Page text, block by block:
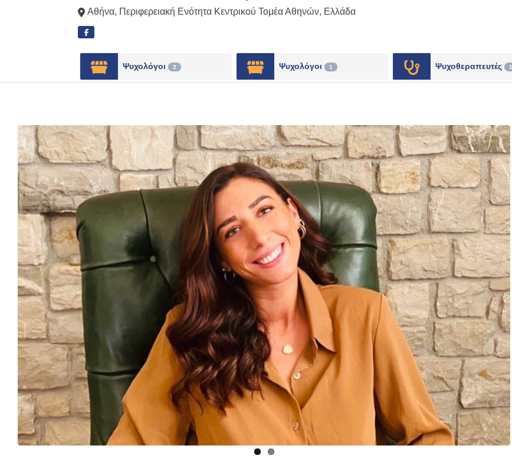
Αθήνα, Περιφερειακή Ενότητα Κεντρικού Τομέα Αθηνών, Ελλάδα
Ψυχολόγοι 2 Ψυχολόγοι 1 Ψυχοθεραπευτές 1